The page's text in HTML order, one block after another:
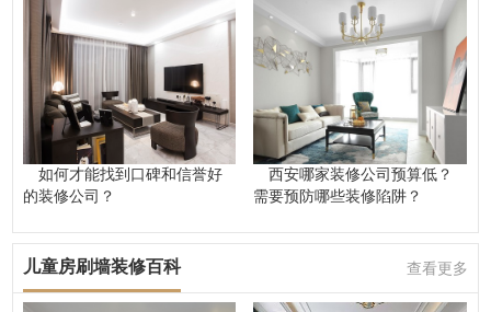
如何才能找到口碑和信誉好
的装修公司？
西安哪家装修公司预算低？
需要预防哪些装修陷阱？
儿童房刷墙装修百科 查看更多